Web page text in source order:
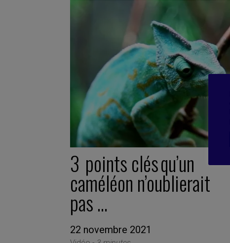
3 points clés qu’un
caméléon n’oublierait
pas …
22 novembre 2021